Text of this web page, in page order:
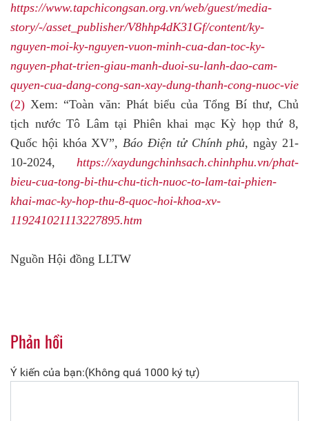
https://www.tapchicongsan.org.vn/web/guest/media-
story/-/asset_publisher/V8hhp4dK31Gf/content/ky-
nguyen-moi-ky-nguyen-vuon-minh-cua-dan-toc-ky-
nguyen-phat-trien-giau-manh-duoi-su-lanh-dao-cam-
quyen-cua-dang-cong-san-xay-dung-thanh-cong-nuoc-vie
(2) Xem: “Toàn văn: Phát biểu của Tổng Bí thư, Chủ
tịch nước Tô Lâm tại Phiên khai mạc Kỳ họp thứ 8,
Quốc hội khóa XV”,Báo Điện tử Chính phủ, ngày 21-
10-2024, https://xaydungchinhsach.chinhphu.vn/phat-
bieu-cua-tong-bi-thu-chu-tich-nuoc-to-lam-tai-phien-
khai-mac-ky-hop-thu-8-quoc-hoi-khoa-xv-
119241021113227895.htm
Nguồn Hội đồng LLTW
Phản hồi
Ý kiến của bạn:(Không quá 1000 ký tự)